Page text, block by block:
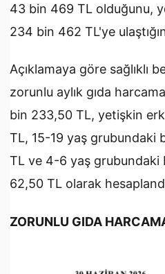
43 bin 469 TL olduğunu,
234 bin 462 TL'ye
Açıklamaya göre sağlıklı
zorunlu aylık gıda
bin 233,50 TL, yetişkin
TL, 15-19 yaş grubundaki
TL ve 4-6 yaş grubundaki
62,50 TL olarak
ZORUNLU GIDA